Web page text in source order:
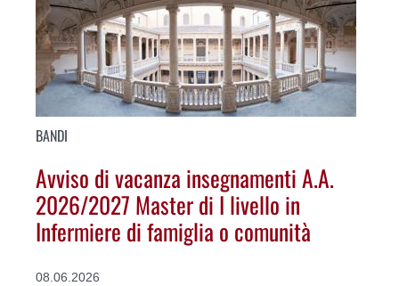
BANDI
Avviso di vacanza insegnamenti A.A.
2026/2027 Master di I livello in
Infermiere di famiglia o comunità
08.06.2026